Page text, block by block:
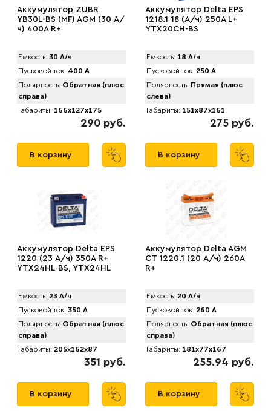
Аккумулятор ZUBR
YB30L-BS (MF) AGM (30 А/
ч) 400A R+
Емкость: 30 А/ч
Пусковой ток: 400 А
Полярность: Обратная (плюс
справа)
Габариты: 166x127x175
290 руб.
В корзину
Аккумулятор Delta EPS
1218.1 18 (А/ч) 250A L+
YTX20СH-BS
Емкость: 18 А/ч
Пусковой ток: 250 А
Полярность: Прямая (плюс
слева)
Габариты: 151x87x161
275 руб.
В корзину
Аккумулятор Delta EPS
1220 (23 А/ч) 350A R+
YTX24HL-BS, YTX24HL
Емкость: 23 А/ч
Пусковой ток: 350 А
Полярность: Обратная (плюс
справа)
Габариты: 205x162x87
351 руб.
В корзину
Аккумулятор Delta AGM
СТ 1220.1 (20 А/ч) 260A
R+
Емкость: 20 А/ч
Пусковой ток: 260 А
Полярность: Обратная (плюс
справа)
Габариты: 181x77x167
255.94 руб.
В корзину